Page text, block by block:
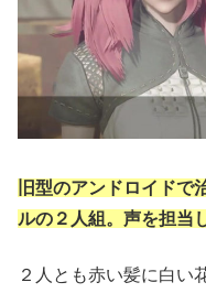
旧型のアンドロイドで
ルの２人組。声を担当
２人とも赤い髪に白い